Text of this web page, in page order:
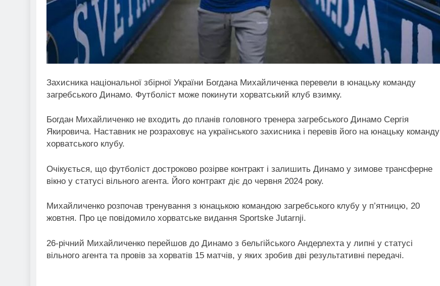
Захисника національної збірної України Богдана Михайличенка перевели в юнацьку команду
загребського Динамо. Футболіст може покинути хорватський клуб взимку.
Богдан Михайличенко не входить до планів головного тренера загребського Динамо Сергія
Якировича. Наставник не розраховує на українського захисника і перевів його на юнацьку команду
хорватського клубу.
Очікується, що футболіст достроково розірве контракт і залишить Динамо у зимове трансферне
вікно у статусі вільного агента. Його контракт діє до червня 2024 року.
Михайличенко розпочав тренування з юнацькою командою загребського клубу у п’ятницю, 20
жовтня. Про це повідомило хорватське видання Sportske Jutarnji.
26-річний Михайличенко перейшов до Динамо з бельгійського Андерлехта у липні у статусі
вільного агента та провів за хорватів 15 матчів, у яких зробив дві результативні передачі.